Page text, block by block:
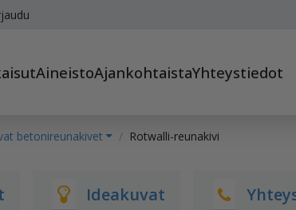
AineistoAjankohtaistaYhteystiedot
betonireunakivet Rotwalli-reunakivi
Ideakuvat